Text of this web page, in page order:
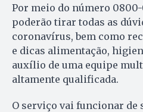
Por meio do número 0800-
poderão tirar todas as
coronavírus, bem como
e dicas alimentação,
auxílio de uma equipe
altamente qualificada.
O serviço vai funcionar de